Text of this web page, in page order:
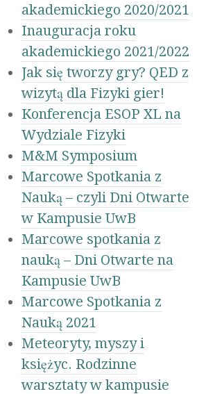
akademickiego 2020/2021
Inauguracja roku
akademickiego 2021/2022
Jak się tworzy gry? QED z
wizytą dla Fizyki gier!
Konferencja ESOP XL na
Wydziale Fizyki
M&M Symposium
Marcowe Spotkania z
Nauką – czyli Dni Otwarte
w Kampusie UwB
Marcowe spotkania z
nauką – Dni Otwarte na
Kampusie UwB
Marcowe Spotkania z
Nauką 2021
Meteoryty, myszy i
księżyc. Rodzinne
warsztaty w kampusie